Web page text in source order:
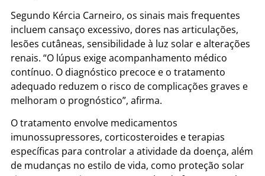
Segundo Kércia Carneiro, os sinais mais frequentes
incluem cansaço excessivo, dores nas articulações,
lesões cutâneas, sensibilidade à luz solar e alterações
renais. “O lúpus exige acompanhamento médico
contínuo. O diagnóstico precoce e o tratamento
adequado reduzem o risco de complicações graves e
melhoram o prognóstico”, afirma.
O tratamento envolve medicamentos
imunossupressores, corticosteroides e terapias
específicas para controlar a atividade da doença, além
de mudanças no estilo de vida, como proteção solar